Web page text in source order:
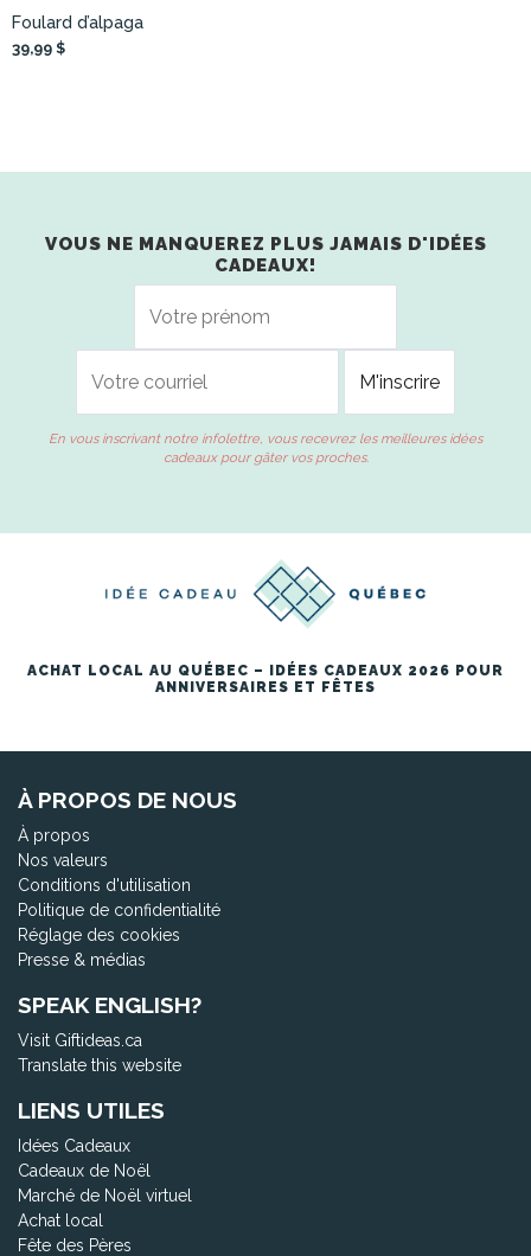
Foulard d’alpaga
39,99 $
VOUS NE MANQUEREZ PLUS JAMAIS D'IDÉES
CADEAUX!
En vous inscrivant notre infolettre, vous recevrez les meilleures idées
cadeaux pour gâter vos proches.
ACHAT LOCAL AU QUÉBEC – IDÉES CADEAUX 2026 POUR
ANNIVERSAIRES ET FÊTES
À PROPOS DE NOUS
À propos
Nos valeurs
Conditions d'utilisation
Politique de confidentialité
Réglage des cookies
Presse & médias
SPEAK ENGLISH?
Visit Giftideas.ca
Translate this website
LIENS UTILES
Idées Cadeaux
Cadeaux de Noël
Marché de Noël virtuel
Achat local
Fête des Pères